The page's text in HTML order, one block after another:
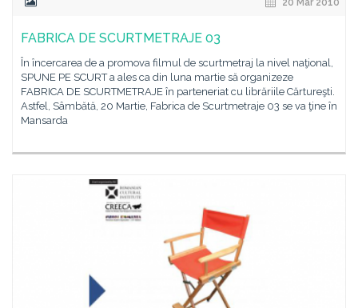
20 Mar 2010
FABRICA DE SCURTMETRAJE 03
În încercarea de a promova filmul de scurtmetraj la nivel naţional,
SPUNE PE SCURT a ales ca din luna martie să organizeze
FABRICA DE SCURTMETRAJE în parteneriat cu librăriile Cărtureşti.
Astfel, Sâmbătă, 20 Martie, Fabrica de Scurtmetraje 03 se va ţine în
Mansarda